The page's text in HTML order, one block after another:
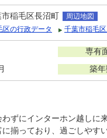
稲毛区長沼町
周辺地図
区の行政データ
千葉市稲毛
専有
築年
ずにインターホン越しに
揃っており、過ごしやす